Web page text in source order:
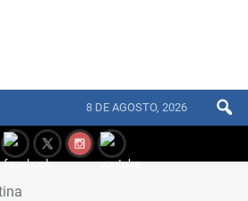
8 DE AGOSTO, 2026